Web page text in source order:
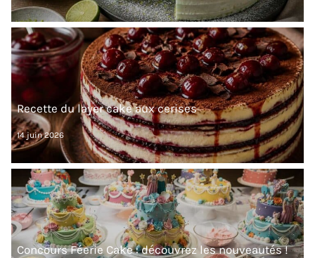
Recette du layer cake aux cerises
14 juin 2026
Concours Féerie Cake : découvrez les nouveautés !